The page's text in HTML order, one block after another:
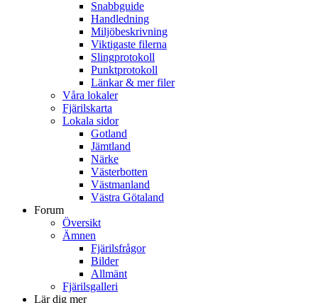
Snabbguide
Handledning
Miljöbeskrivning
Viktigaste filerna
Slingprotokoll
Punktprotokoll
Länkar & mer filer
Våra lokaler
Fjärilskarta
Lokala sidor
Gotland
Jämtland
Närke
Västerbotten
Västmanland
Västra Götaland
Forum
Översikt
Ämnen
Fjärilsfrågor
Bilder
Allmänt
Fjärilsgalleri
Lär dig mer